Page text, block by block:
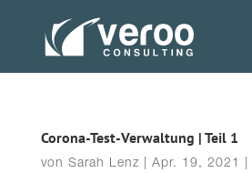
Corona-Test-Verwaltung | Teil 1
von Sarah Lenz| Apr. 19, 2021